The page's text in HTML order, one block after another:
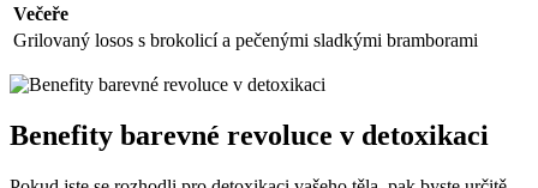
Večeře
Grilovaný losos s brokolicí a pečenými sladkými bramborami
Benefity barevné revoluce v detoxikaci